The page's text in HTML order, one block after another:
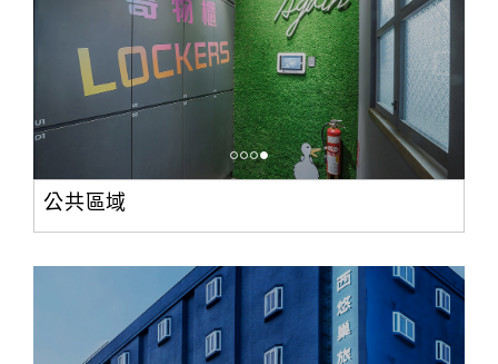
公共區域